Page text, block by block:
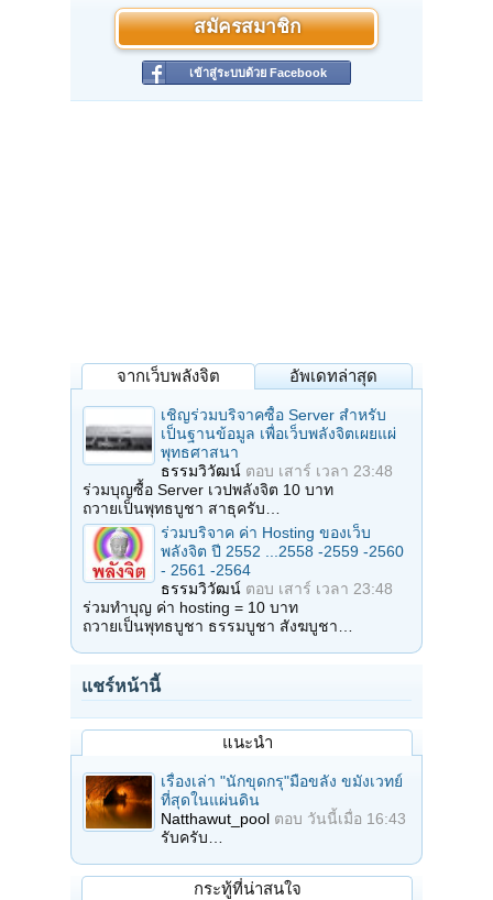
สมัครสมาชิก
เข้าสู่ระบบด้วย Facebook
จากเว็บพลังจิต อัพเดทล่าสุด
เชิญร่วมบริจาคซื้อ Server สำหรับ
เป็นฐานข้อมูล เพื่อเว็บพลังจิตเผยแผ่
พุทธศาสนา
ธรรมวิวัฒน์ ตอบ เสาร์ เวลา 23:48
ร่วมบุญซื้อ Server เวปพลังจิต 10 บาท
ถวายเป็นพุทธบูชา สาธุครับ…
ร่วมบริจาค ค่า Hosting ของเว็บ
พลังจิต ปี 2552 ...2558 -2559 -2560
- 2561 -2564
ธรรมวิวัฒน์ ตอบ เสาร์ เวลา 23:48
ร่วมทำบุญ ค่า hosting = 10 บาท
ถวายเป็นพุทธบูชา ธรรมบูชา สังฆบูชา…
แชร์หน้านี้
แนะนำ
เรื่องเล่า "นักขุดกรุ"มือขลัง ขมังเวทย์
ที่สุดในแผ่นดิน
Natthawut_pool ตอบ วันนี้เมื่อ 16:43
รับครับ…
กระทู้ที่น่าสนใจ